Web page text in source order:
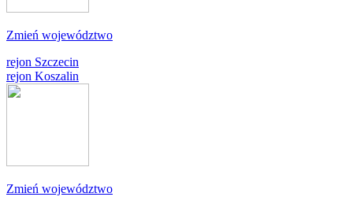
Zmień województwo
rejon Szczecin
rejon Koszalin
Zmień województwo